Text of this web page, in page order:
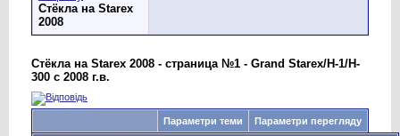
Стёкла на Starex
2008
Стёкла на Starex 2008 - страница №1 - Grand Starex/H-1/H-
300 с 2008 г.в.
Параметри теми Параметри перегляду